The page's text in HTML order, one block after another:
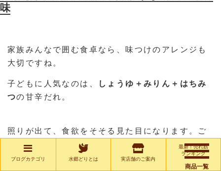
商品一覧
味
家族みんなで囲む食卓なら、味つけのアレンジも
大切ですね。
子どもに人気なのは、
しょうゆ＋みりん＋はちみ
つの甘辛だれ。
照りが出て、食欲をそそる見た目になります。ご
はんがどんどん進む、間違いのない味です。
ブログカテゴリ 水郷どりとは 実店舗のご案内
最新！売れ筋
ランキング